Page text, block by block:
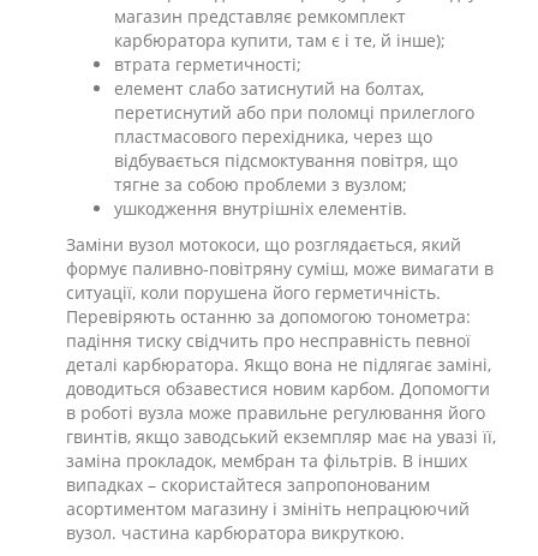
магазин представляє ремкомплект
карбюратора купити, там є і те, й інше);
втрата герметичності;
елемент слабо затиснутий на болтах,
перетиснутий або при поломці прилеглого
пластмасового перехідника, через що
відбувається підсмоктування повітря, що
тягне за собою проблеми з вузлом;
ушкодження внутрішніх елементів.
Заміни вузол мотокоси, що розглядається, який
формує паливно-повітряну суміш, може вимагати в
ситуації, коли порушена його герметичність.
Перевіряють останню за допомогою тонометра:
падіння тиску свідчить про несправність певної
деталі карбюратора. Якщо вона не підлягає заміні,
доводиться обзавестися новим карбом. Допомогти
в роботі вузла може правильне регулювання його
гвинтів, якщо заводський екземпляр має на увазі її,
заміна прокладок, мембран та фільтрів. В інших
випадках – скористайтеся запропонованим
асортиментом магазину і змініть непрацюючий
вузол. частина карбюратора викруткою.